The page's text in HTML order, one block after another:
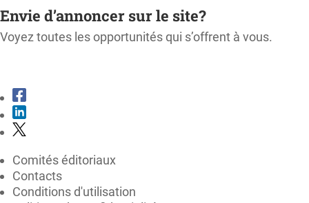
Envie d’annoncer sur le site?
Voyez toutes les opportunités qui s’offrent à vous.
Comités éditoriaux
Contacts
Conditions d'utilisation